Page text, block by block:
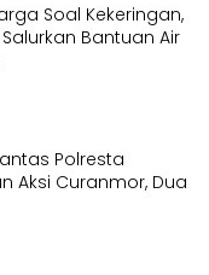
Soal Kekeringan,
Bantuan Air
Polresta
Aksi Curanmor, Dua